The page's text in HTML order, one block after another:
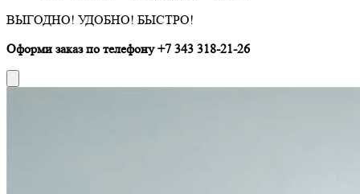
ВЫГОДНО! УДОБНО! БЫСТРО!
Оформи заказ по телефону +7 343 318-21-26